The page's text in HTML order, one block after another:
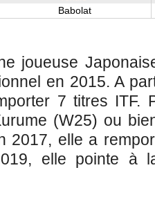
Babolat
joueuse
en 2015. A
7 titres ITF.
(W25) ou
2017, elle a
elle pointe à